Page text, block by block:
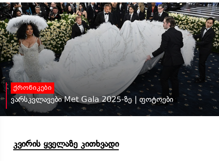
ქრონიკები
ვარსკვლავები Met Gala 2025-ზე | ფოტოები
კვირის ყველაზე კითხვადი